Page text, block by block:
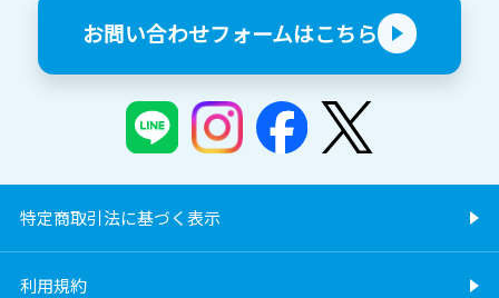
お問い合わせフォームはこちら
特定商取引法に基づく表示
利用規約